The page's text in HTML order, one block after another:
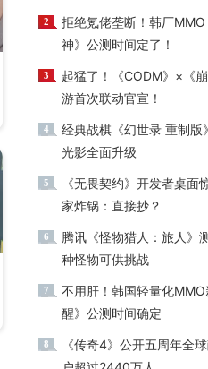
2
拒绝氪佬垄断！韩厂
神》公测时间定了！
3
起猛了！《CODM》×《
游首次联动官宣！
4
经典战棋《幻世录 重制版
光影全面升级
5
《无畏契约》开发者桌面
家炸锅：直接抄？
6
腾讯《怪物猎人：旅人》
种怪物可供挑战
7
不用肝！韩国轻量化
醒》公测时间确定
8
《传奇4》公开五周年全